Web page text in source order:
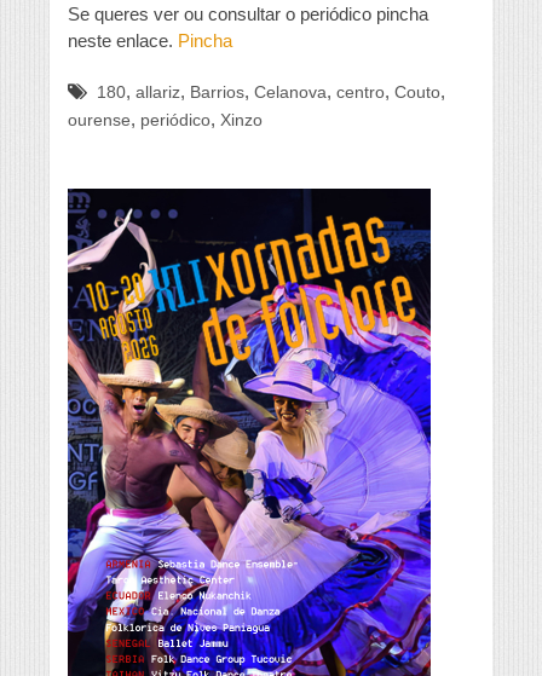
Se queres ver ou consultar o periódico pincha
neste enlace. Pincha
180, allariz, Barrios, Celanova, centro, Couto,
ourense, periódico, Xinzo